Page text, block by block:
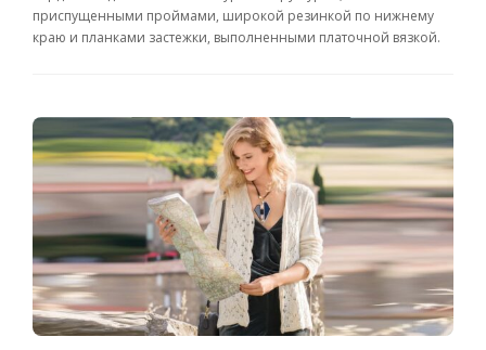
приспущенными проймами, широкой резинкой по нижнему
краю и планками застежки, выполненными платочной вязкой.